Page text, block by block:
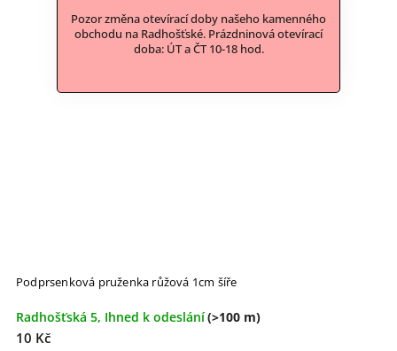
Pozor změna otevírací doby našeho kamenného
obchodu na Radhošťské. Prázdninová otevírací
doba: ÚT a ČT 10-18 hod.
Podprsenková pruženka růžová 1cm šíře
Radhošťská 5, Ihned k odeslání(>100 m)
10 Kč